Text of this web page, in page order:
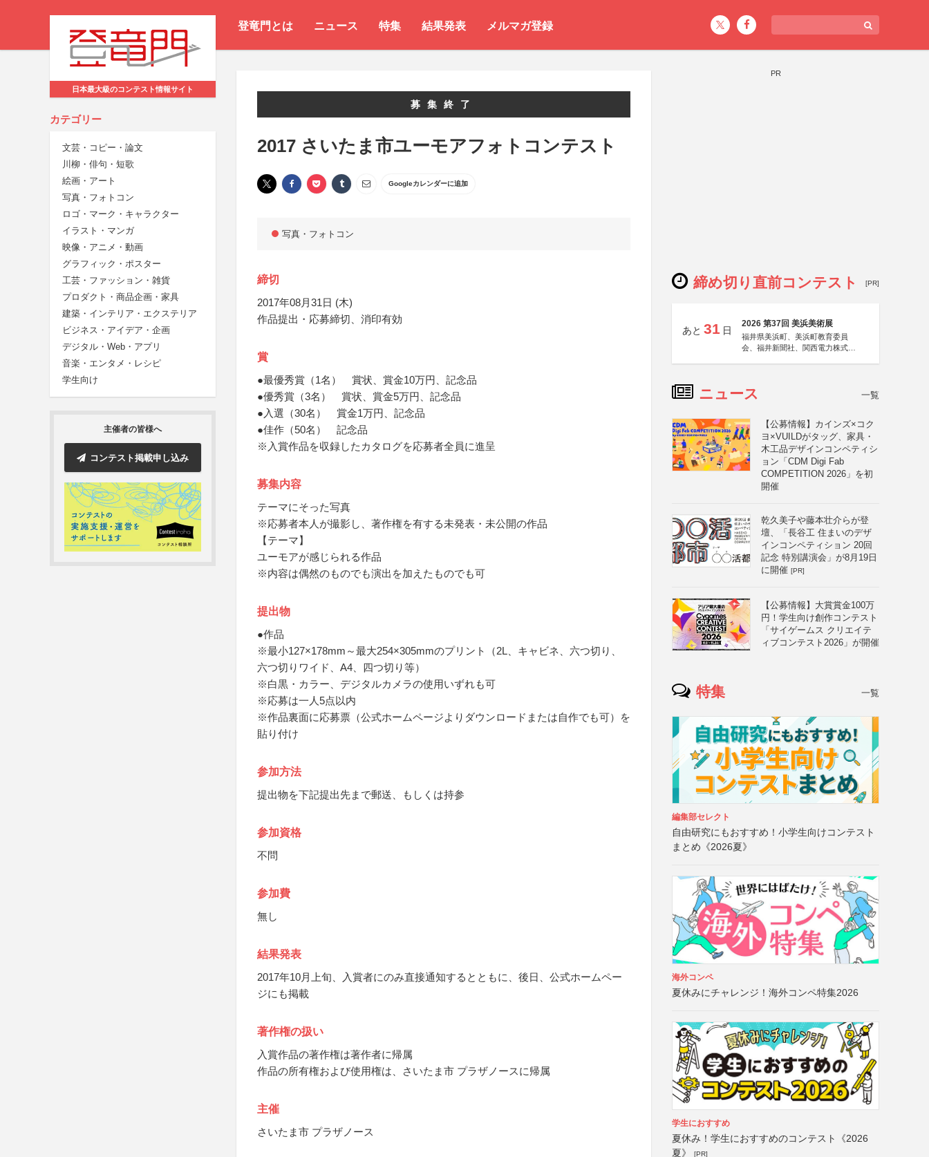
登竜門とは ニュース 特集 結果発表 メルマガ登録
日本最大級のコンテスト情報サイト
カテゴリー
文芸・コピー・論文
川柳・俳句・短歌
絵画・アート
写真・フォトコン
ロゴ・マーク・キャラクター
イラスト・マンガ
映像・アニメ・動画
グラフィック・ポスター
工芸・ファッション・雑貨
プロダクト・商品企画・家具
建築・インテリア・エクステリア
ビジネス・アイデア・企画
デジタル・Web・アプリ
音楽・エンタメ・レシピ
学生向け
主催者の皆様へ
コンテスト掲載申し込み
募集終了
2017 さいたま市ユーモアフォトコンテスト
Googleカレンダーに追加
写真・フォトコン
締切
2017年08月31日 (木)
作品提出・応募締切、消印有効
賞
●最優秀賞（1名） 賞状、賞金10万円、記念品
●優秀賞（3名） 賞状、賞金5万円、記念品
●入選（30名） 賞金1万円、記念品
●佳作（50名） 記念品
※入賞作品を収録したカタログを応募者全員に進呈
募集内容
テーマにそった写真
※応募者本人が撮影し、著作権を有する未発表・未公開の作品
【テーマ】
ユーモアが感じられる作品
※内容は偶然のものでも演出を加えたものでも可
提出物
●作品
※最小127×178mm～最大254×305mmのプリント（2L、キャビネ、六つ切り、
六つ切りワイド、A4、四つ切り等）
※白黒・カラー、デジタルカメラの使用いずれも可
※応募は一人5点以内
※作品裏面に応募票（公式ホームページよりダウンロードまたは自作でも可）を
貼り付け
参加方法
提出物を下記提出先まで郵送、もしくは持参
参加資格
不問
参加費
無し
結果発表
2017年10月上旬、入賞者にのみ直接通知するとともに、後日、公式ホームペー
ジにも掲載
著作権の扱い
入賞作品の著作権は著作者に帰属
作品の所有権および使用権は、さいたま市 プラザノースに帰属
主催
さいたま市 プラザノース
PR
締め切り直前コンテスト [PR]
あと 31 日
2026 第37回 美浜美術展
福井県美浜町、美浜町教育委員
会、福井新聞社、関西電力株式会
ニュース 一覧
【公募情報】カインズ×コク
ヨ×VUILDがタッグ、家具・
木工品デザインコンペティシ
ョン「CDM Digi Fab
COMPETITION 2026」を初
開催
乾久美子や藤本壮介らが登
壇、「長谷工 住まいのデザ
インコンペティション 20回
記念 特別講演会」が8月19日
に開催 [PR]
【公募情報】大賞賞金100万
円！学生向け創作コンテスト
「サイゲームス クリエイテ
ィブコンテスト2026」が開催
特集 一覧
編集部セレクト
自由研究にもおすすめ！小学生向けコンテスト
まとめ《2026夏》
海外コンペ
夏休みにチャレンジ！海外コンペ特集2026
学生におすすめ
夏休み！学生におすすめのコンテスト《2026
夏》
[PR]